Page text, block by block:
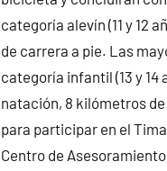
categoría alevín (11 y 12
de carrera a pie. Las
categoría infantil (13 y
natación, 8 kilómetros
para participar en el
Centro de